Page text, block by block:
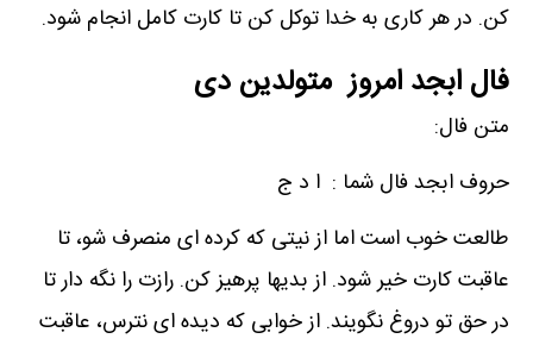
کن. در هر کاری به خدا توکل کن تا کارت کامل انجام شود.
فال ابجد امروز متولدین دی
متن فال:
حروف ابجد فال شما : ا د ج
طالعت خوب است اما از نیتی که کرده ای منصرف شو، تا
عاقبت کارت خیر شود. از بدیها پرهیز کن. رازت را نگه دار تا
در حق تو دروغ نگویند. از خوابی که دیده ای نترس، عاقبت